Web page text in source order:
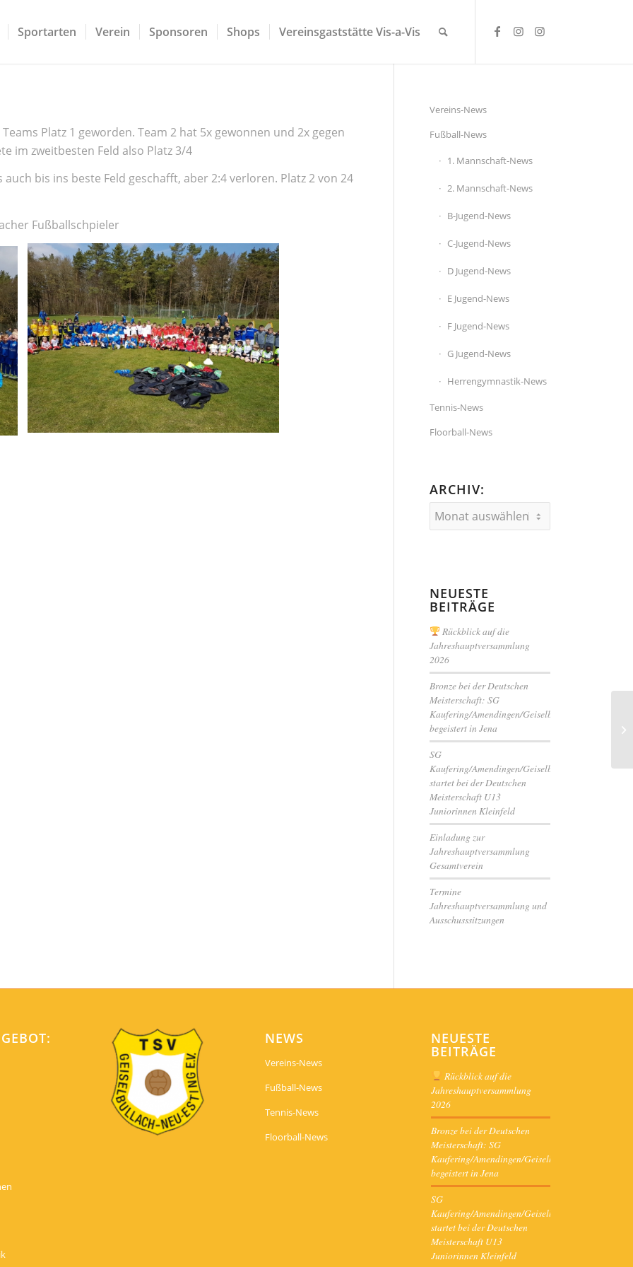
Sportarten Verein Sponsoren Shops Vereinsgaststätte Vis-a-Vis
Platz 1 geworden. Team 2 hat 5x gewonnen und 2x gegen
im zweitbesten Feld also Platz 3/4
auch bis ins beste Feld geschafft, aber 2:4 verloren. Platz 2 von 24
Fußballschpieler
Vereins-News
Fußball-News
1. Mannschaft-News
2. Mannschaft-News
B-Jugend-News
C-Jugend-News
D Jugend-News
E Jugend-News
F Jugend-News
G Jugend-News
Herrengymnastik-News
Tennis-News
Floorball-News
ARCHIV:
NEUESTE
BEITRÄGE
Rückblick auf die
Jahreshauptversammlung
2026
Bronze bei der Deutschen
Meisterschaft: SG
Kaufering/Amendingen/Geiselbullach
begeistert in Jena
SG
Kaufering/Amendingen/Geiselbullach
startet bei der Deutschen
Meisterschaft U13
Juniorinnen Kleinfeld
Einladung zur
Jahreshauptversammlung
Gesamtverein
Termine
Jahreshauptversammlung und
Ausschusssitzungen
NEWS
Vereins-News
Fußball-News
Tennis-News
Floorball-News
NEUESTE
BEITRÄGE
Rückblick auf die
Jahreshauptversammlung
2026
Bronze bei der Deutschen
Meisterschaft: SG
Kaufering/Amendingen/Geiselbullach
begeistert in Jena
SG
Kaufering/Amendingen/Geiselbullach
startet bei der Deutschen
Meisterschaft U13
Juniorinnen Kleinfeld